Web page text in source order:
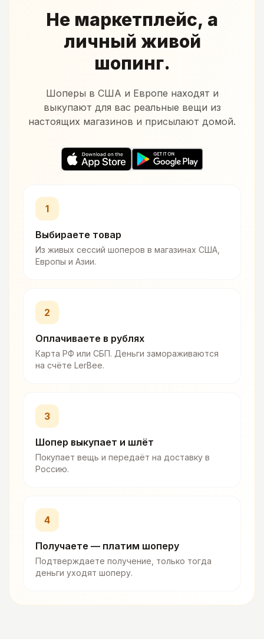
Не маркетплейс, а
личный живой
шопинг.
Шоперы в США и Европе находят и
выкупают для вас реальные вещи из
настоящих магазинов и присылают домой.
1
Выбираете товар
Из живых сессий шоперов в магазинах США,
Европы и Азии.
2
Оплачиваете в рублях
Карта РФ или СБП. Деньги замораживаются
на счёте LerBee.
3
Шопер выкупает и шлёт
Покупает вещь и передаёт на доставку в
Россию.
4
Получаете — платим шоперу
Подтверждаете получение, только тогда
деньги уходят шоперу.